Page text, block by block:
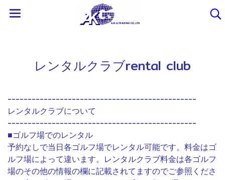
レンタルクラブrental club
-----------------------------------------------
レンタルクラブについて
-----------------------------------------------
■ゴルフ場でのレンタル
予約なしで当日各ゴルフ場でレンタル可能です。料金はゴ
ルフ場によって違います。レンタルクラブ料金は各ゴルフ
場のその他の情報の欄に記載されてますのでご参照くださ